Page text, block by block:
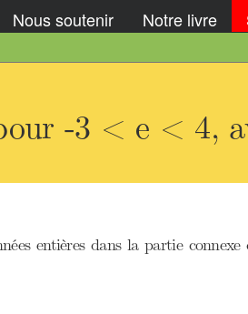
Nous soutenir Notre livre
-3 < e < 4,
entières dans la partie